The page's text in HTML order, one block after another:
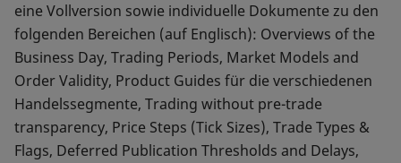
eine Vollversion sowie individuelle Dokumente zu den
folgenden Bereichen (auf Englisch): Overviews of the
Business Day, Trading Periods, Market Models and
Order Validity, Product Guides für die verschiedenen
Handelssegmente, Trading without pre-trade
transparency, Price Steps (Tick Sizes), Trade Types &
Flags, Deferred Publication Thresholds and Delays,